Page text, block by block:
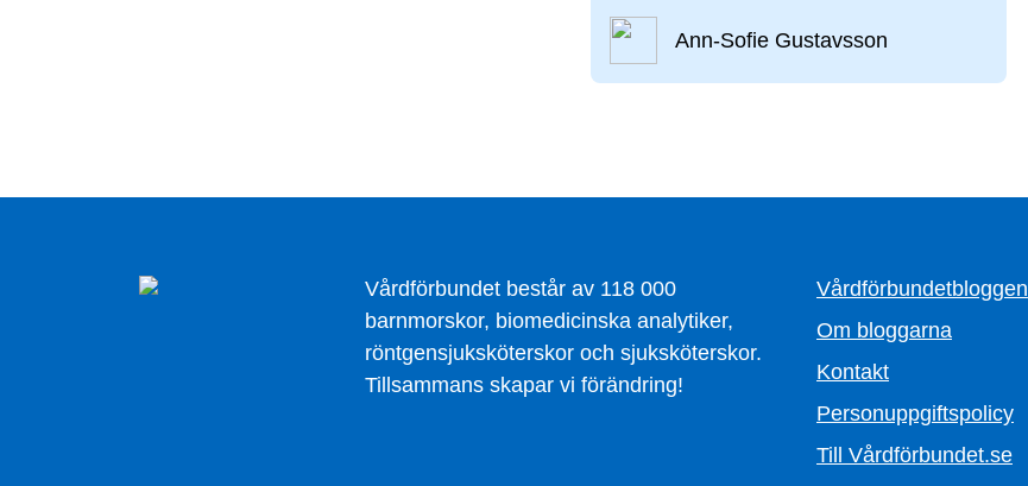
Ann-Sofie Gustavsson
Vårdförbundet består av 118 000
barnmorskor, biomedicinska analytiker,
röntgensjuksköterskor och sjuksköterskor.
Tillsammans skapar vi förändring!
Vårdförbundetbloggen
Om bloggarna
Kontakt
Personuppgiftspolicy
Till Vårdförbundet.se